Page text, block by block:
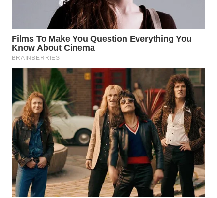
TAPANULI
TENGAH
SERDANG
WN
TEBING
TINGGI
WN
PAKPAK
WN
KARAWANG